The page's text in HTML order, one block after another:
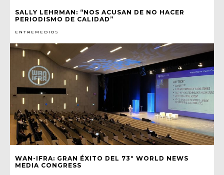
SALLY LEHRMAN: “NOS ACUSAN DE NO HACER
PERIODISMO DE CALIDAD”
ENTREMEDIOS
WAN-IFRA: GRAN ÉXITO DEL 73º WORLD NEWS
MEDIA CONGRESS